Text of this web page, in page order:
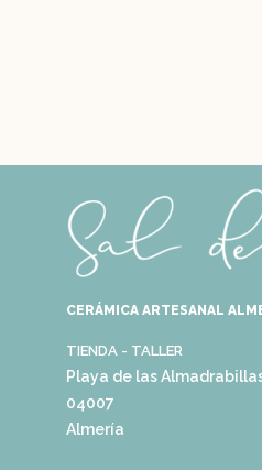
CERÁMICA ARTESANAL
TIENDA - TALLER
Playa de las
04007
Almería